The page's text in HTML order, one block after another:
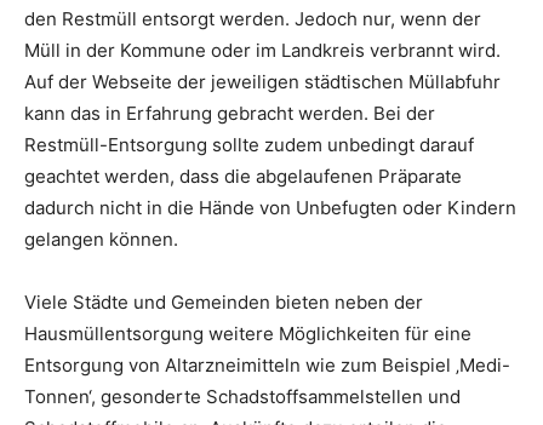
den Restmüll entsorgt werden. Jedoch nur, wenn der
Müll in der Kommune oder im Landkreis verbrannt wird.
Auf der Webseite der jeweiligen städtischen Müllabfuhr
kann das in Erfahrung gebracht werden. Bei der
Restmüll-Entsorgung sollte zudem unbedingt darauf
geachtet werden, dass die abgelaufenen Präparate
dadurch nicht in die Hände von Unbefugten oder Kindern
gelangen können.
Viele Städte und Gemeinden bieten neben der
Hausmüllentsorgung weitere Möglichkeiten für eine
Entsorgung von Altarzneimitteln wie zum Beispiel ‚Medi-
Tonnen‘, gesonderte Schadstoffsammelstellen und